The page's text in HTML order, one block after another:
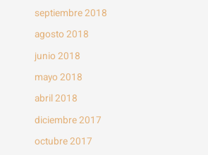
septiembre 2018
agosto 2018
junio 2018
mayo 2018
abril 2018
diciembre 2017
octubre 2017